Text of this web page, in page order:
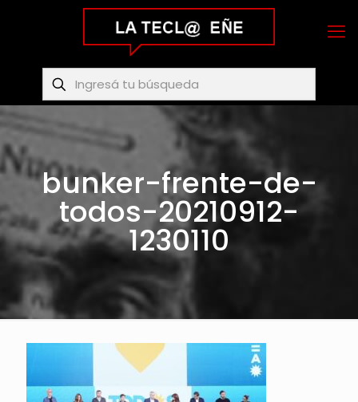
bunker-frente-de-
todos-20210912-
1230110